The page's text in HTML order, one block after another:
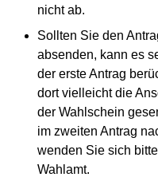
nicht ab.
Sollten Sie den
absenden, kann es
der erste Antrag
dort vielleicht die
der Wahlschein
im zweiten Antrag
wenden Sie sich
Wahlamt.